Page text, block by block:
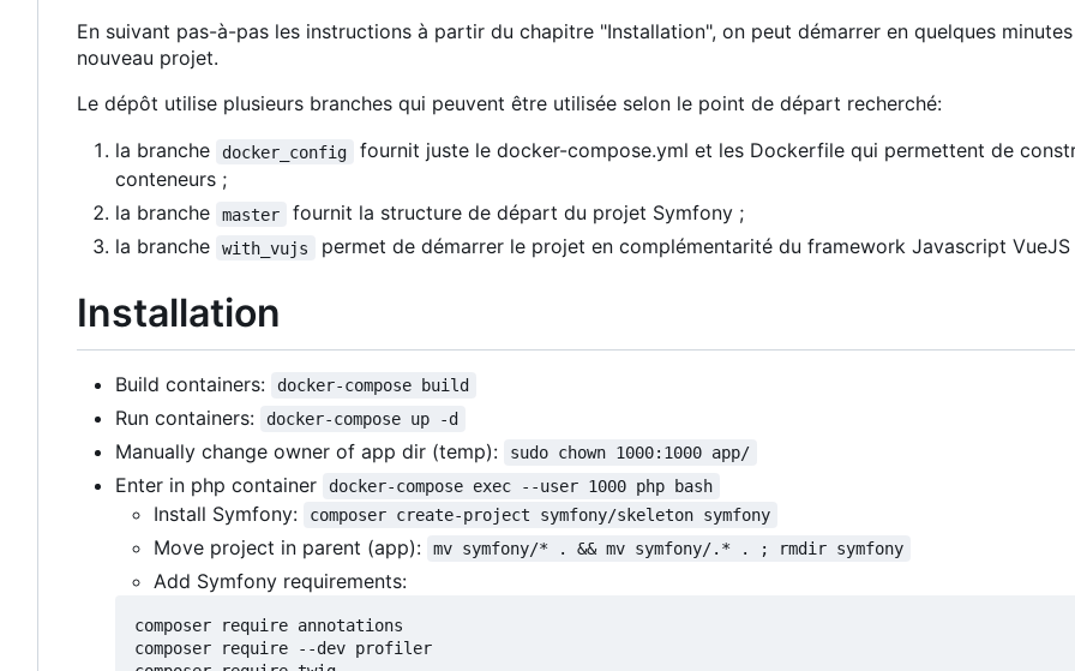
En suivant pas-à-pas les instructions à partir du chapitre "Installation", on peut démarrer en quelques
nouveau projet.
Le dépôt utilise plusieurs branches qui peuvent être utilisée selon le point de départ recherché:
la branche
docker_config
fournit juste le docker-compose.yml et les Dockerfile qui permettent de
conteneurs ;
la branche
master
fournit la structure de départ du projet Symfony ;
la branche
with_vujs permet de démarrer le projet en complémentarité du framework Javascript VueJS
Installation
Build containers: docker-compose build
Run containers: docker-compose up -d
Manually change owner of app dir (temp): sudo chown 1000:1000 app/
Enter in php container docker-compose exec --user 1000 php bash
Install Symfony: composer create-project symfony/skeleton symfony
Move project in parent (app): mv symfony/* . && mv symfony/.* . ; rmdir symfony
Add Symfony requirements:
composer require annotations
composer require --dev profiler